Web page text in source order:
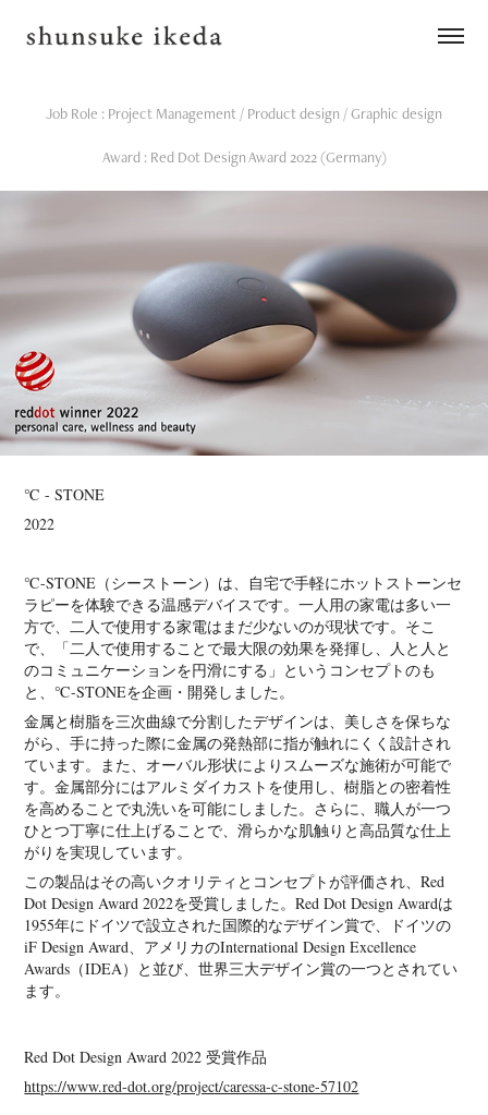
Job Role : Project Management / Product design / Graphic design
Award : Red Dot Design Award 2022 (Germany)
℃ - STONE
2022
℃-STONE（シーストーン）は、自宅で手軽にホットストーンセ
ラピーを体験できる温感デバイスです。一人用の家電は多い一
方で、二人で使用する家電はまだ少ないのが現状です。そこ
で、「二人で使用することで最大限の効果を発揮し、人と人と
のコミュニケーションを円滑にする」というコンセプトのも
と、℃-STONEを企画・開発しました。
金属と樹脂を三次曲線で分割したデザインは、美しさを保ちな
がら、手に持った際に金属の発熱部に指が触れにくく設計され
ています。また、オーバル形状によりスムーズな施術が可能で
す。金属部分にはアルミダイカストを使用し、樹脂との密着性
を高めることで丸洗いを可能にしました。さらに、職人が一つ
ひとつ丁寧に仕上げることで、滑らかな肌触りと高品質な仕上
がりを実現しています。
この製品はその高いクオリティとコンセプトが評価され、Red
Dot Design Award 2022を受賞しました。Red Dot Design Awardは
1955年にドイツで設立された国際的なデザイン賞で、ドイツの
iF Design Award、アメリカのInternational Design Excellence
Awards（IDEA）と並び、世界三大デザイン賞の一つとされてい
ます。
Red Dot Design Award 2022 受賞作品
https://www.red-dot.org/project/caressa-c-stone-57102